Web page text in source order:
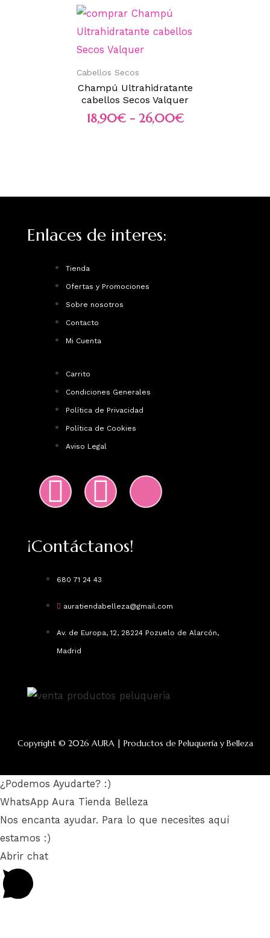
Cabellos Secos
Champú Ultrahidratante
cabellos Secos Valquer
18,90€ - 26,00€
¡Contáctanos!
680 71 24 43
auratiendabelleza@gmail.com
Av. de Europa, 12, 28224 Pozuelo de Alarcón,
Madrid
Enlaces de interes:
Tienda
Ofertas y Promociones
Sobre nosotros
Contacto
Mi Cuenta
Carrito
Condiciones Generales
Política de Privacidad
Política de Cookies
Aviso Legal
Copyright © 2026 AURA | Productos de Peluquería y Belleza
¿Podemos Ayudarte? :)
WhatsApp Aura Tienda Belleza
Nos encanta ayudar. Para lo que necesites aquí
estamos :)
Abrir chat